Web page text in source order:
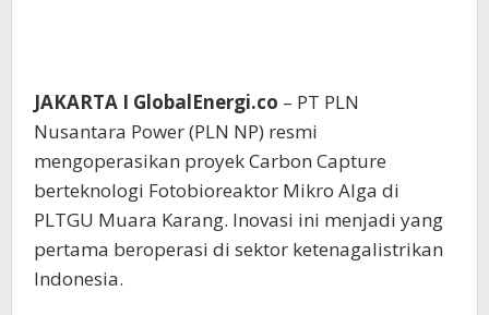
JAKARTA I GlobalEnergi.co – PT PLN
Nusantara Power (PLN NP) resmi
mengoperasikan proyek Carbon Capture
berteknologi Fotobioreaktor Mikro Alga di
PLTGU Muara Karang. Inovasi ini menjadi yang
pertama beroperasi di sektor ketenagalistrikan
Indonesia.